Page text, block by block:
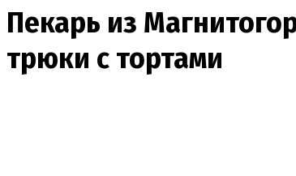
Пекарь из
трюки с тортами